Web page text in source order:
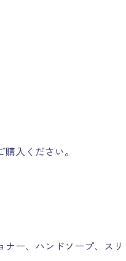
入ください。
ー、ハンドソープ、スリ